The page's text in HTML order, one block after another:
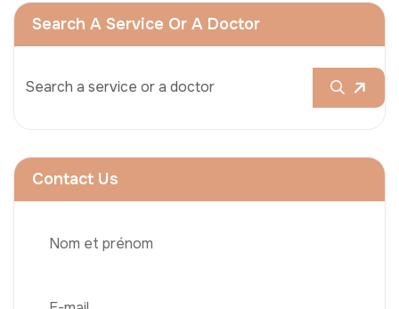
Search A Service Or A Doctor
Contact Us